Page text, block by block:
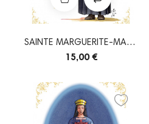
SAINTE MARGUERITE-MARIE
ALACOQUE
15,00 €